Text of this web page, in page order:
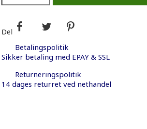
Del
Betalingspolitik
Sikker betaling med EPAY & SSL
Returneringspolitik
14 dages returret ved nethandel